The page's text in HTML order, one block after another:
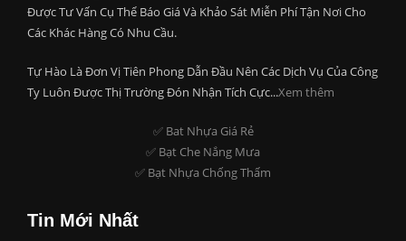
Được Tư Vấn Cụ Thể Báo Giá Và Khảo Sát Miễn Phí Tận Nơi Cho
Các Khác Hàng Có Nhu Cầu.
Tự Hào Là Đơn Vị Tiên Phong Dẫn Đầu Nên Các Dịch Vụ Của Công
Ty Luôn Được Thị Trường Đón Nhận Tích Cực...Xem thêm
✅ Bat Nhựa Giá Rẻ
✅ Bạt Che Nắng Mưa
✅ Bạt Nhựa Chống Thấm
Tin Mới Nhất